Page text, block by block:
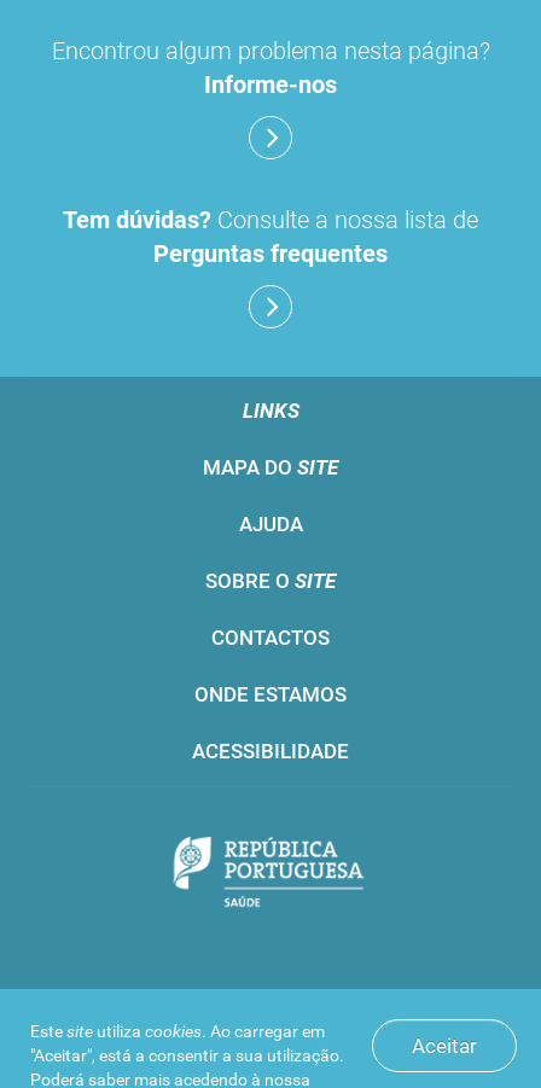
Aceitar
Estesite utiliza cookies. Ao carregar em
"Aceitar", está a consentir a sua utilização.
Poderá saber mais acedendo à nossa
Encontrou algum problema nesta página?
Informe-nos
Tem dúvidas? Consulte a nossa lista de
Perguntas frequentes
LINKS
MAPA DO SITE
AJUDA
SOBRE O SITE
CONTACTOS
ONDE ESTAMOS
ACESSIBILIDADE